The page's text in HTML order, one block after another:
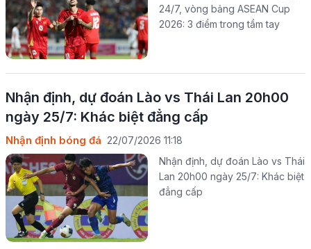
24/7, vòng bảng ASEAN Cup
2026: 3 điểm trong tầm tay
Nhận định, dự đoán Lào vs Thái Lan 20h00
ngày 25/7: Khác biệt đẳng cấp
Nhận định bóng đá 22/07/2026 11:18
Nhận định, dự đoán Lào vs Thái
Lan 20h00 ngày 25/7: Khác biệt
đẳng cấp